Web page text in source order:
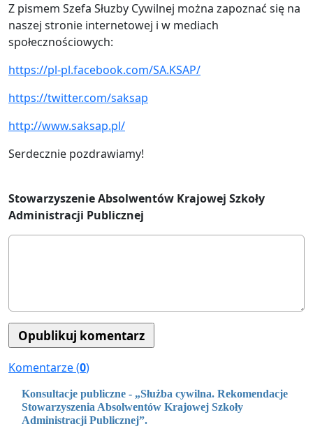
Z pismem Szefa Słuzby Cywilnej można zapoznać się na
naszej stronie internetowej i w mediach
społecznościowych:
https://pl-pl.facebook.com/SA.KSAP/
https://twitter.com/saksap
http://www.saksap.pl/
Serdecznie pozdrawiamy!
Stowarzyszenie Absolwentów Krajowej Szkoły
Administracji Publicznej
Komentarze (0)
Konsultacje publiczne - „Służba cywilna. Rekomendacje
Stowarzyszenia Absolwentów Krajowej Szkoły
Administracji Publicznej”.